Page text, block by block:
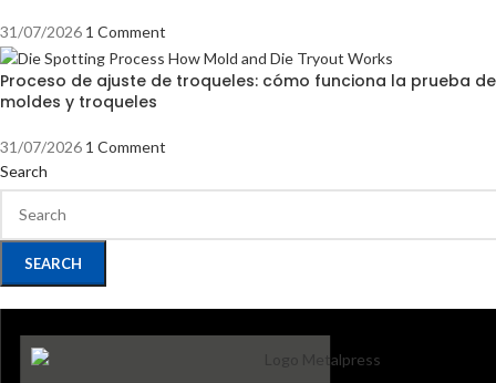
31/07/2026 1 Comment
Proceso de ajuste de troqueles: cómo funciona la prueba de
moldes y troqueles
31/07/2026 1 Comment
Search
SEARCH